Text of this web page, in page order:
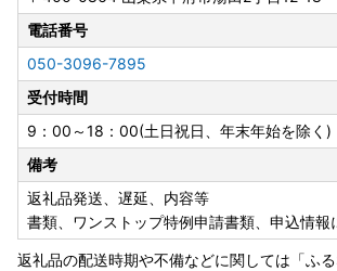
※パソコンを利用する場合でも「ふるまど
が、
個人認証を行う際に「IAM＜アイアム＞」ス
プリが必要になります。
※従来通りの「書類郵送による申請」も引き
す。
詳しくはこちら
---------------------
電話番号
050-3096-7895
受付時間
9：00～18：00(土日祝日、年末年始を除く)
備考
返礼品発送、遅延、内容等
書類、ワンストップ特例申請書類、申込情報
返礼品の配送時期や不備などに関しては「ふ